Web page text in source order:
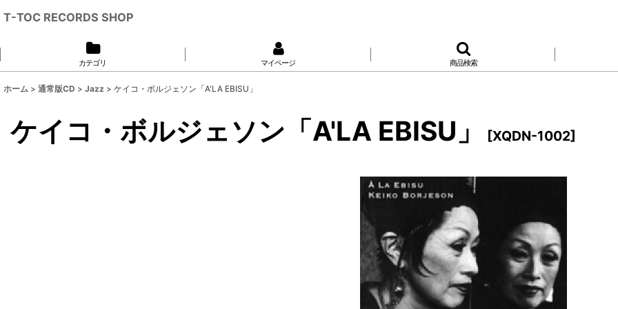
T-TOC RECORDS SHOP
カテゴリ マイページ 商品検索
ホーム > 通常版CD > Jazz > ケイコ・ボルジェソン「A'LA EBISU」
ケイコ・ボルジェソン「A'LA EBISU」 [XQDN-1002]